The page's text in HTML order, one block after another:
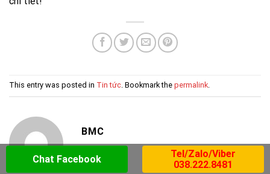
Giá bán lăng mộ đá mới nhất
2026 – Báo giá chi tiết
Các mẫu mộ đá đẹp bán tại
Hà Nội – 99+ thiết kế chuẩn
Chat Facebook
Tel/Zalo/Viber
038.222.8481